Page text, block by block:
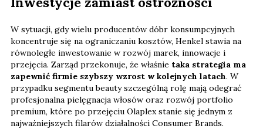
W sytuacji, gdy wielu producentów dóbr konsumpcyjnych
koncentruje się na ograniczaniu kosztów, Henkel stawia na
równoległe inwestowanie w rozwój marek, innowacje i
przejęcia. Zarząd przekonuje, że właśnie taka strategia ma
zapewnić firmie szybszy wzrost w kolejnych latach. W
przypadku segmentu beauty szczególną rolę mają odegrać
profesjonalna pielęgnacja włosów oraz rozwój portfolio
premium, które po przejęciu Olaplex stanie się jednym z
najważniejszych filarów działalności Consumer Brands.